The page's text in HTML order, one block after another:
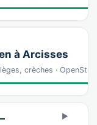
à Arcisses
crèches ·